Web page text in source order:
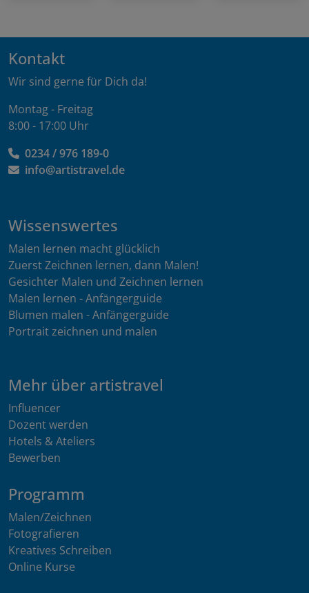
Kontakt
Wir sind gerne für Dich da!
Montag - Freitag
8:00 - 17:00 Uhr
0234 / 976 189-0
info@artistravel.de
Wissenswertes
Malen lernen macht glücklich
Zuerst Zeichnen lernen, dann Malen!
Gesichter Malen und Zeichnen lernen
Malen lernen - Anfängerguide
Blumen malen - Anfängerguide
Portrait zeichnen und malen
Mehr über artistravel
Influencer
Dozent werden
Hotels & Ateliers
Bewerben
Programm
Malen/Zeichnen
Fotografieren
Kreatives Schreiben
Online Kurse